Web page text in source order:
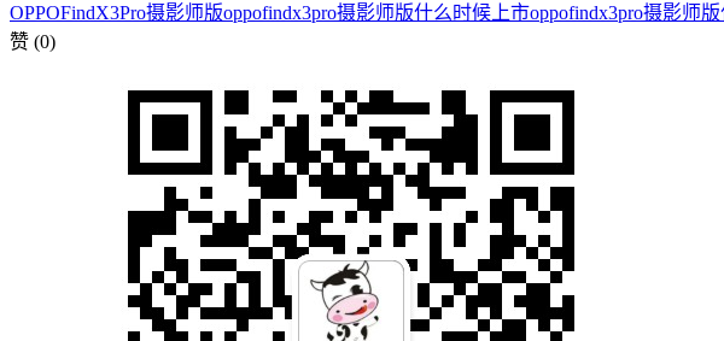
OPPOFindX3Pro摄影师版oppofindx3pro摄影师版什么时候上市oppofindx3pro摄影师
赞 (0)